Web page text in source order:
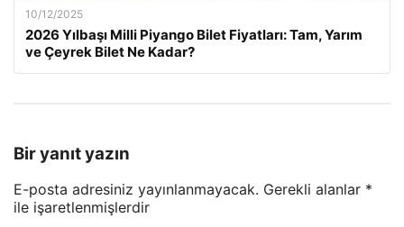
10/12/2025
2026 Yılbaşı Milli Piyango Bilet Fiyatları: Tam, Yarım
ve Çeyrek Bilet Ne Kadar?
Bir yanıt yazın
E-posta adresiniz yayınlanmayacak. Gerekli alanlar *
ile işaretlenmişlerdir